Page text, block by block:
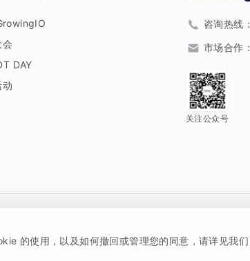
会
DAY
动
咨询热线：
市场合作：
关注公众号
的使用，以及如何撤回或管理您的同意，请详见我们